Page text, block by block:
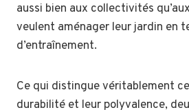
aussi bien aux collectivités
veulent aménager leur jardin en
d’entraînement.
Ce qui distingue véritablement
durabilité et leur polyvalence,